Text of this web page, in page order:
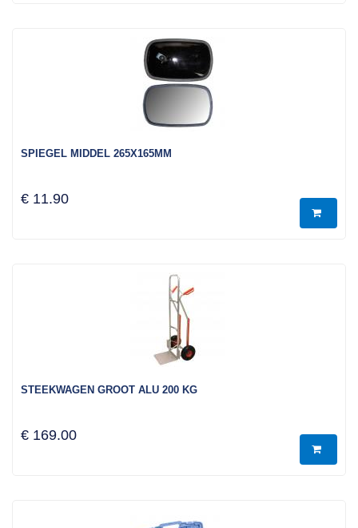
SPIEGEL MIDDEL 265X165MM
€ 11.90
STEEKWAGEN GROOT ALU 200 KG
€ 169.00